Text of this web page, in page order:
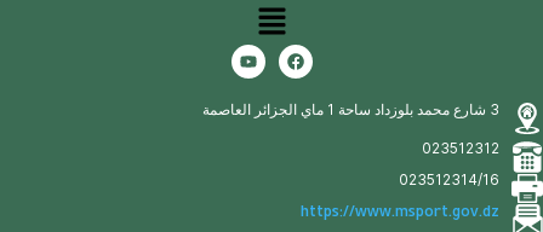
3 شارع محمد بلوزداد ساحة 1 ماي الجزائر العاصمة
023512312
023512314/16
https://www.msport.gov.dz